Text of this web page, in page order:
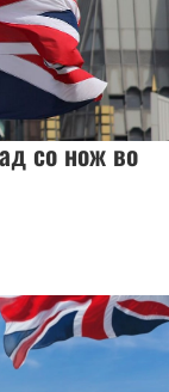
со нож во